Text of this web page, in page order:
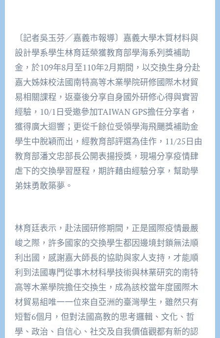
〔記者吳玉芬／嘉義市報導〕嘉義大學木質材料與
設計學系學生林育廷榮獲教育部學海系列獎補助
金，於109年8月至110年2月期間，以交換生身分赴
嘉大姊妹校法國南特高等木業學院研修國際木材貿
易相關課程，返臺後分享自身國外研修心得與實習
經驗，10/1日受邀參加TAIWAN GPS擔任分享者，
獲得廣大迴響；更從千餘位受領學海飛颺獎補助金
學生中脫穎而出，經教育部評選為佳作，11/25日由
教育部潘文忠部長公開表揚授獎，現場分享疫情肆
虐下的交換學習歷程，期許藉由經驗分享，幫助學
弟妹勇敢築夢。
林育廷表示，赴法國研修期間，正是國際疫情最嚴
峻之際，許多國家的交換學生都因邊境封鎖無法順
利出國，感謝嘉大師長的協助與家人支持，才能順
利到法國專門從事木材科學技術與林業研究的南特
高等木業學院擔任交換生，成為該校當年度國際木
材貿易組唯一一位來自亞洲的臺灣學生，雖然只有
短暫6個月，但對法國高教的思考邏輯、文化、哲
學、政治、自信心、社交及自我價值觀都有新的認